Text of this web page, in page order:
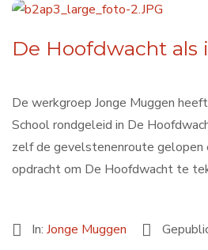
De Hoofdwacht als
De werkgroep Jonge Muggen
School rondgeleid in De
zelf de gevelstenenroute gelopen
opdracht om De Hoofdwacht te
In:Jonge Muggen